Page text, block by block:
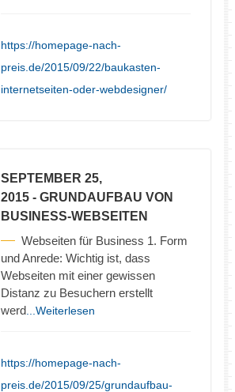
https://homepage-nach-
preis.de/2015/09/22/baukasten-
internetseiten-oder-webdesigner/
SEPTEMBER 25,
2015 - GRUNDAUFBAU VON
BUSINESS-WEBSEITEN
Webseiten für Business 1. Form
und Anrede: Wichtig ist, dass
Webseiten mit einer gewissen
Distanz zu Besuchern erstellt
werd ...Weiterlesen
https://homepage-nach-
preis.de/2015/09/25/grundaufbau-